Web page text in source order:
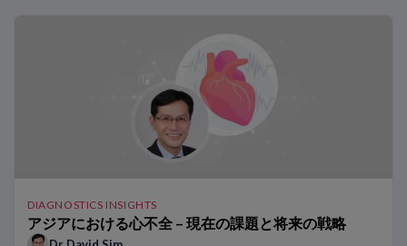
ESCおよびAHAの心不全ガイドラインにおけるナトリウム利
NT-proBNPが生み出す違い：Dr Richardsによる受け持ち患者
hs-TnTが生み出す違い – Dr Twerenboldによる事例報告
従来のトロポニンアッセイから高感度トロポニンアッセイへ
DIAGNOSTICS INSIGHTS
アジアにおける心不全 – 現在の課題と将来の戦略